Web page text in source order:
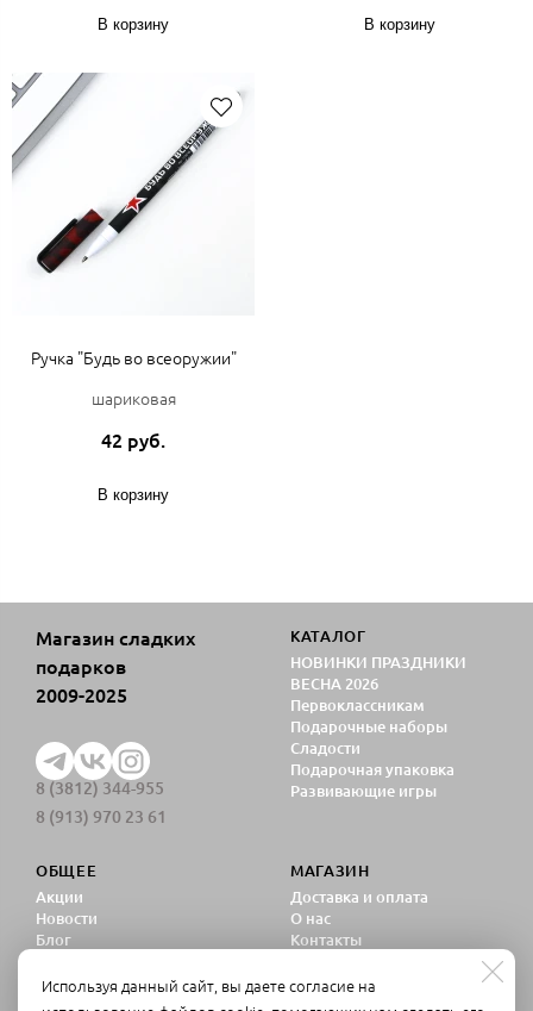
В корзину В корзину
Ручка "Будь во всеоружии"
шариковая
42 руб.
В корзину
Магазин сладких
подарков
2009-2025
8 (3812) 344-955
8 (913) 970 23 61
КАТАЛОГ
НОВИНКИ ПРАЗДНИКИ
ВЕСНА 2026
Первоклассникам
Подарочные наборы
Сладости
Подарочная упаковка
Развивающие игры
ОБЩЕЕ
Акции
Новости
Блог
конфиденциальности
Согласие на обработку
МАГАЗИН
Доставка и оплата
О нас
Контакты
Используя данный сайт, вы даете согласие на